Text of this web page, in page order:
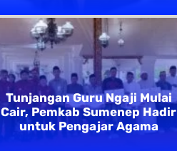
Tunjangan Guru Ngaji Mulai
Cair, Pemkab Sumenep Hadir
untuk Pengajar Agama